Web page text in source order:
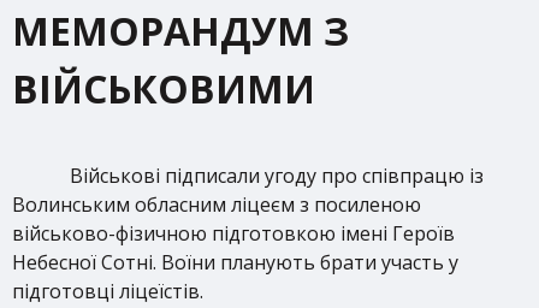
МЕМОРАНДУМ З
ВІЙСЬКОВИМИ
Військові підписали угоду про співпрацю із
Волинським обласним ліцеєм з посиленою
військово-фізичною підготовкою імені Героїв
Небесної Сотні. Воїни планують брати участь у
підготовці ліцеїстів.